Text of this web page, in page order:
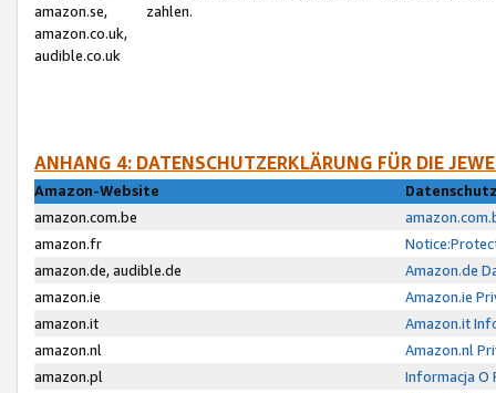
amazon.se,
amazon.co.uk,
audible.co.uk
zahlen.
ANHANG 4: DATENSCHUTZERKLÄRUNG FÜR DIE
Amazon-Website
amazon.com.be
amazon.fr
amazon.de, audible.de
Amazon.de
amazon.ie
Amazon.ie
amazon.it
Amazon.it
amazon.nl
Amazon.nl
amazon.pl
Informacja O